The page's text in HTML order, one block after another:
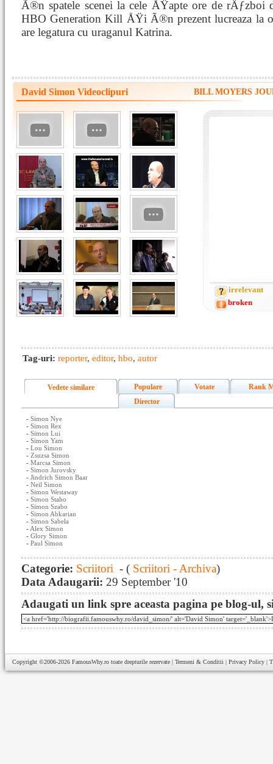
Ã®n spatele scenei la cele ÅŸapte ore de rÄƒzboi
HBO Generation Kill ÅŸi Ã®n prezent lucreaza la
are legatura cu uraganul Katrina.
David Simon Videoclipuri BILL MOYERS
irrelevant
broken
Tag-uri: reporter, editor, hbo, autor
Vedete similare Populare Votate
Rank
Director
- Simon Nye
- Simon Rex
- Simon Lui
- Simon Yam
- Lou Simon
- Zsuzsa Simon
- Marcsa Simon
- Simon Jurovsky
- Jindrich Simon Baar
- Neil Simon
- Simon Westaway
- Simon Staho
- Simon Szabo
- Simon Abkarian
- Simon Sabela
- Alex Simon
- Glory Simon
- Paul Simon
Categorie: Scriitori - ( Scriitori - Archiva)
Data Adaugarii: 29 September '10
Adaugati un link spre aceasta pagina pe blog-ul,
Copyright ©2006-2026 FamousWhy.ro toate drepturile rezervate | Termeni & Conditii | Privacy Policy |